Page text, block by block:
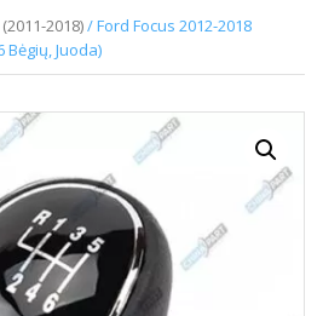
2018)/ Ford Focus 2012-2018
Juoda)